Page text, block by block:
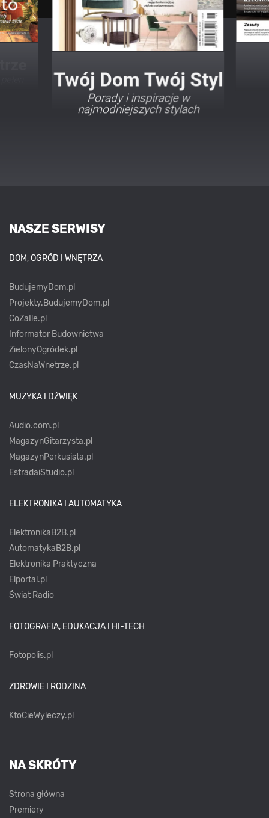
Twój Dom Twój Styl
Porady i inspiracje w
najmodniejszych stylach
NASZE SERWISY
DOM, OGRÓD I WNĘTRZA
BudujemyDom.pl
Projekty.BudujemyDom.pl
CoZaIle.pl
Informator Budownictwa
ZielonyOgródek.pl
CzasNaWnetrze.pl
MUZYKA I DŹWIĘK
Audio.com.pl
MagazynGitarzysta.pl
MagazynPerkusista.pl
EstradaiStudio.pl
ELEKTRONIKA I AUTOMATYKA
ElektronikaB2B.pl
AutomatykaB2B.pl
Elektronika Praktyczna
Elportal.pl
Świat Radio
FOTOGRAFIA, EDUKACJA I HI-TECH
Fotopolis.pl
ZDROWIE I RODZINA
KtoCieWyleczy.pl
NA SKRÓTY
Strona główna
Premiery